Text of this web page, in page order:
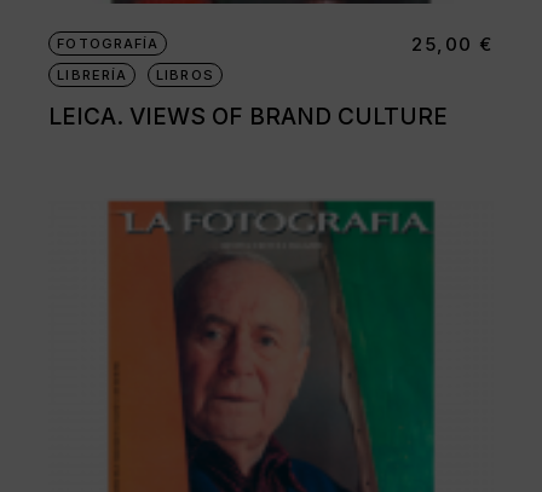
FOTOGRAFÍA
LIBRERÍA
LIBROS
LEICA. VIEWS OF BRAND CULTURE
25,00 €